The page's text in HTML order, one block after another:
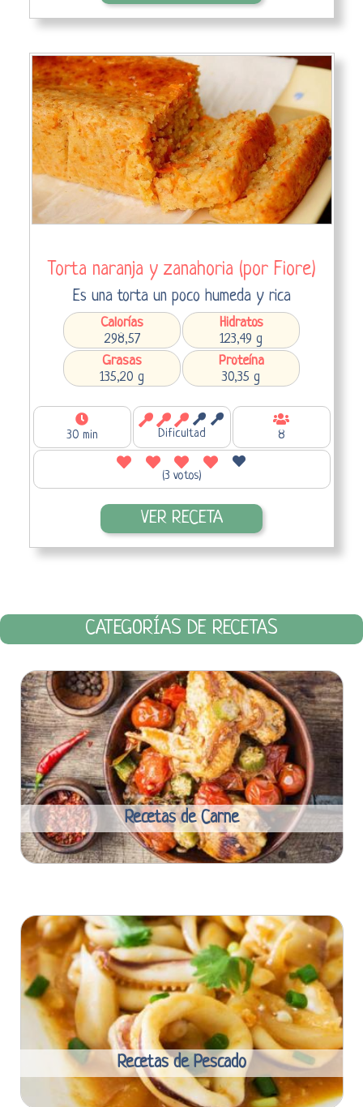
Torta naranja y zanahoria (por Fiore)
Es una torta un poco humeda y rica
Calorías
298,57
Hidratos
123,49 g
Grasas
135,20 g
Proteína
30,35 g
30 min Dificultad 8
(3 votos)
VER RECETA
CATEGORÍAS DE RECETAS
Recetas de Carne
Recetas de Pescado